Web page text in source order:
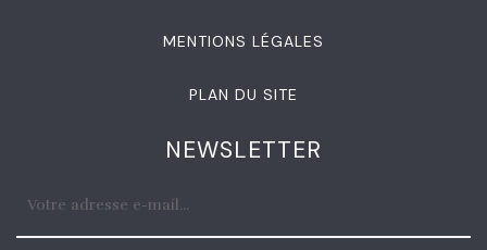
MENTIONS LÉGALES
PLAN DU SITE
NEWSLETTER